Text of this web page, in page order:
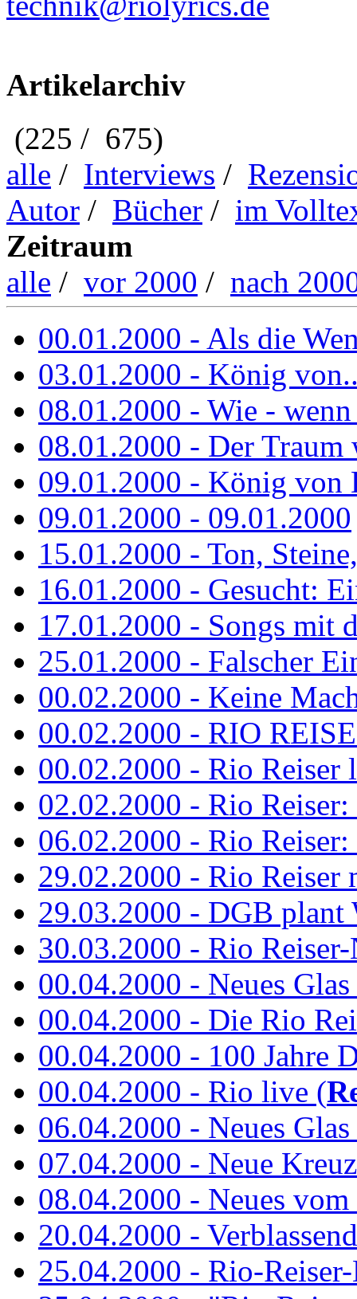
Artikelarchiv
(225 / 675)
alle / Interviews /
Autor / Bücher / im
Zeitraum
alle / vor 2000 / nach
00.01.2000 - Als die
03.01.2000 - König
08.01.2000 - Wie -
08.01.2000 - Der Traum
09.01.2000 - König von
09.01.2000 - 09.01.2000
15.01.2000 - Ton,
16.01.2000 - Gesucht:
17.01.2000 - Songs mit
25.01.2000 - Falscher
00.02.2000 - Keine
00.02.2000 - RIO
00.02.2000 - Rio Reiser
02.02.2000 - Rio
06.02.2000 - Rio
29.02.2000 - Rio Reiser
29.03.2000 - DGB plant
30.03.2000 - Rio
00.04.2000 - Neues
00.04.2000 - Die Rio
00.04.2000 - 100 Jahre
00.04.2000 - Rio live (
06.04.2000 - Neues
07.04.2000 - Neue
08.04.2000 - Neues
20.04.2000 -
25.04.2000 - Rio-